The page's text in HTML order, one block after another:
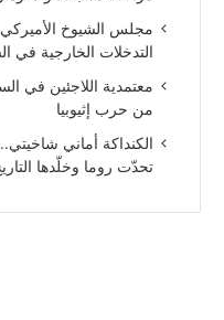
مجلس الشيوخ الأميركي
التدخلات الخارجية في
معتمدية اللاجئين في
من حرب إثيوبيا
الكنداكة أماني
تحدّت روما وخلّدها